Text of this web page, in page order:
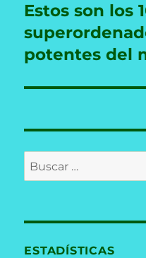
Entrada
siguiente:
Estos son los
potentes del
Buscar
por:
ESTADÍSTICAS